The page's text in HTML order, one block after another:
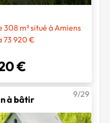
m² situé à Amiens
73 920 €
€
à bâtir
9/29